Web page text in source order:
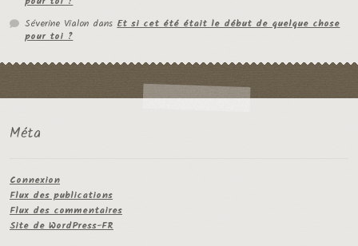
Séverine Vialon dansEt si cet été était le début de quelque chose
pour toi ?
Méta
Connexion
Flux des publications
Flux des commentaires
Site de WordPress-FR